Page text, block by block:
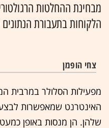
מבחינת ההחלטות
הלקוחות בתעבורת
צחי הופמן
מפעילות הסלולר במרבית
האינטרנט שמאפשרות לבצע
שלהן. הן מנסות באופן